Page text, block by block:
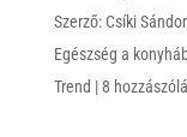
Szerző: Csíki Sándor
Egészség a
Trend |8